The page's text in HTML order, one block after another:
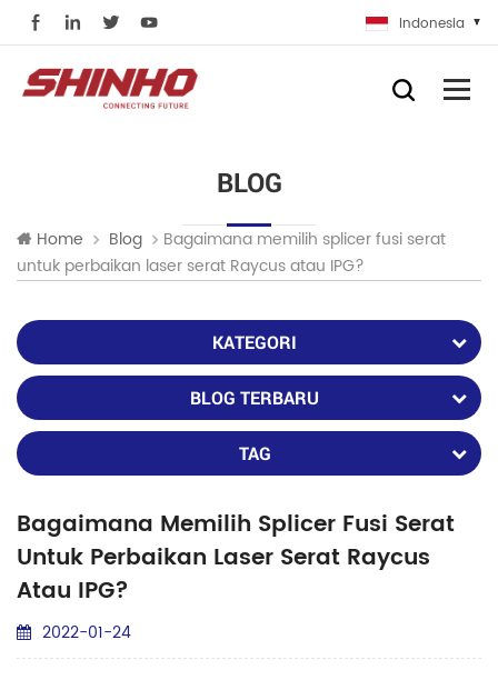
Indonesia
BLOG
Home Blog
Bagaimana memilih splicer fusi serat
untuk perbaikan laser serat Raycus atau IPG?
KATEGORI
BLOG TERBARU
TAG
Bagaimana Memilih Splicer Fusi Serat
Untuk Perbaikan Laser Serat Raycus
Atau IPG?
2022-01-24